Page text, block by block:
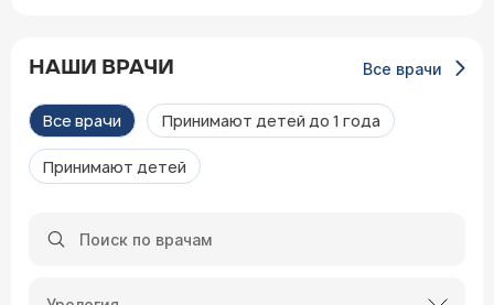
НАШИ ВРАЧИ Все врачи
Все врачи Принимают детей до 1 года
Принимают детей